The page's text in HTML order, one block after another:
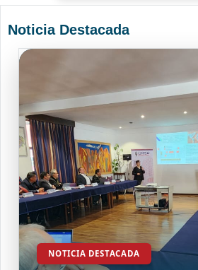
Noticia Destacada
NOTICIA DESTACADA